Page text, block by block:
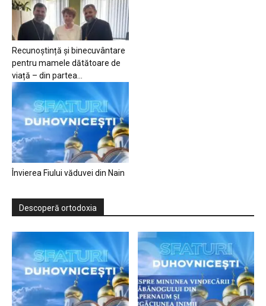
Recunoștință și binecuvântare
pentru mamele dătătoare de
viață – din partea...
Învierea Fiului văduvei din Nain
Descoperă ortodoxia